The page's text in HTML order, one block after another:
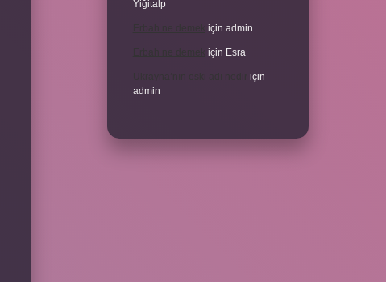
Yiğitalp
için admin
için Esra
için
admin